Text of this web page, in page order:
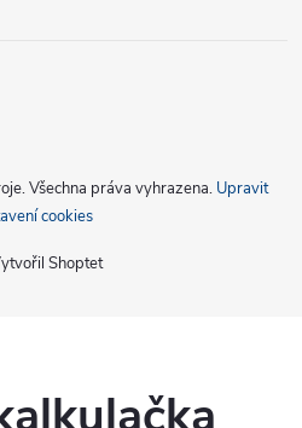
Shoptet
. Všechna práva vyhrazena. Upravit
cookies